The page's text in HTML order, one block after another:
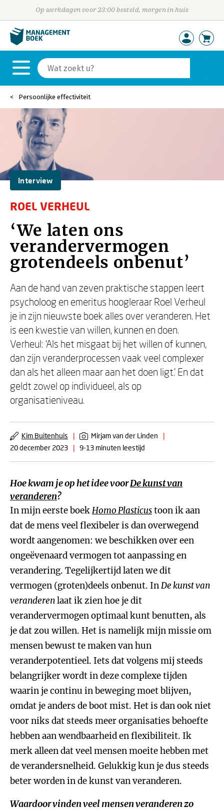
Op werkdagen voor 23:00 besteld, morgen in huis
Persoonlijke effectiviteit
Interview
ROEL VERHEUL
‘We laten ons
verandervermogen
grotendeels onbenut’
Aan de hand van zeven praktische stappen leert
psycholoog en emeritus hoogleraar Roel Verheul
je in zijn nieuwste boek alles over veranderen. Het
is een kwestie van willen, kunnen en doen.
Verheul: ‘Als het misgaat bij het willen of kunnen,
dan zijn veranderprocessen vaak veel complexer
dan als het alleen maar aan het doen ligt.’ En dat
geldt zowel op individueel, als op
organisatieniveau.
Kim Buitenhuis | Mirjam van der Linden
|
20 december 2023
| 9-13 minuten leestijd
Hoe kwam je op het idee voorDe kunst van
veranderen?
In mijn eerste boekHomo Plasticustoon ik aan
dat de mens veel flexibeler is dan overwegend
wordt aangenomen: we beschikken over een
ongeëvenaard vermogen tot aanpassing en
verandering. Tegelijkertijd laten we dit
vermogen (groten)deels onbenut. InDe kunst van
veranderenlaat ik zien hoe je dit
verandervermogen optimaal kunt benutten, als
je dat zou willen. Het is namelijk mijn missie om
mensen bewust te maken van hun
veranderpotentieel. Iets dat volgens mij steeds
belangrijker wordt in deze complexe tijden
waarin je continu in beweging moet blijven,
omdat je anders de boot mist. Het is dan ook niet
voor niks dat steeds meer organisaties behoefte
hebben aan wendbaarheid en flexibiliteit. Ik
merk alleen dat veel mensen moeite hebben met
de verandersnelheid. Gelukkig kun je dus steeds
beter worden in de kunst van veranderen.
Waardoor vinden veel mensen veranderen zo